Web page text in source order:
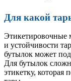
Для какой
Этикетировочные
и устойчивости
бутылок может
Для бутылок
этикетку, которая